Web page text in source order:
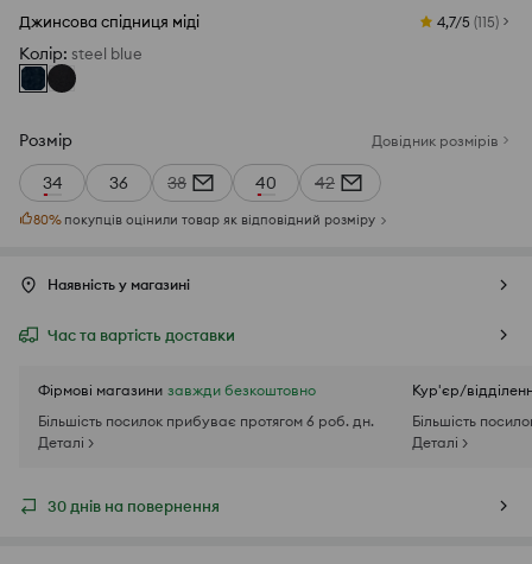
Джинсова спідниця міді 4,7/5 (115)
Колір: steel blue
Розмір Довідник розмірів
34 36 38 40 42
80% покупців оцінили товар як відповідний розміру
Наявність у магазині
Час та вартість доставки
Фірмові магазини завжди безкоштовно
Більшість посилок прибуває протягом 6 роб. дн.
Деталі >
Кур'єр/
Більшість
Деталі >
30 днів на повернення